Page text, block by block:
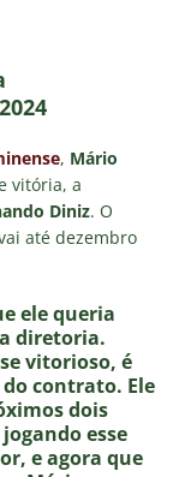
, Mário
vitória, a
Diniz. O
até dezembro
ele queria
diretoria.
vitorioso, é
contrato. Ele
dois
esse
e agora que